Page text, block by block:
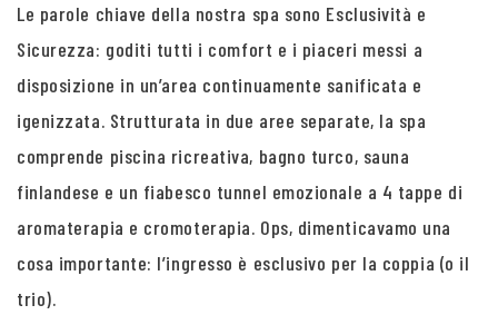
Le parole chiave della nostra spa sono Esclusività e
Sicurezza: goditi tutti i comfort e i piaceri messi a
disposizione in un’area continuamente sanificata e
igenizzata. Strutturata in due aree separate, la spa
comprende piscina ricreativa, bagno turco, sauna
finlandese e un fiabesco tunnel emozionale a 4 tappe di
aromaterapia e cromoterapia. Ops, dimenticavamo una
cosa importante: l’ingresso è esclusivo per la coppia (o il
trio).